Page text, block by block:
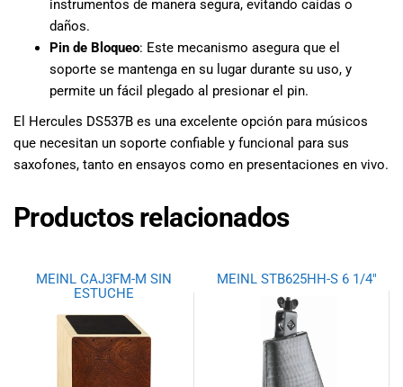
instrumentos de manera segura, evitando caídas o
daños.
Pin de Bloqueo: Este mecanismo asegura que el
soporte se mantenga en su lugar durante su uso, y
permite un fácil plegado al presionar el pin.
El Hercules DS537B es una excelente opción para músicos
que necesitan un soporte confiable y funcional para sus
saxofones, tanto en ensayos como en presentaciones en vivo.
Productos relacionados
MEINL CAJ3FM-M SIN
ESTUCHE
MEINL STB625HH-S 6 1/4″